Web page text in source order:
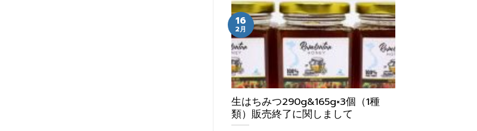
生はちみつ290g&165g×3個（1種
類）販売終了に関しまして
16
2月